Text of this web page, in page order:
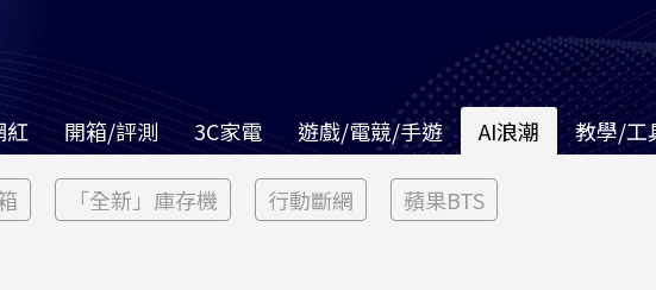
紅 開箱/評測 3C家電 遊戲/電競/手遊 AI浪潮 教學/工
「全新」庫存機 行動斷網 蘋果BTS